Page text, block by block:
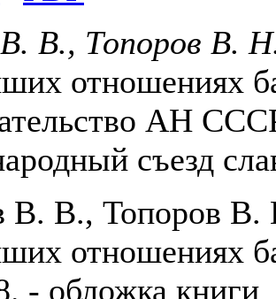
В., Топоров В.
отношениях
АН
съезд